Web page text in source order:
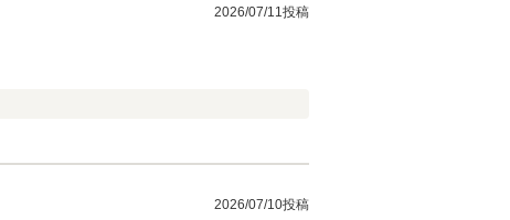
2026/07/11投稿
2026/07/10投稿